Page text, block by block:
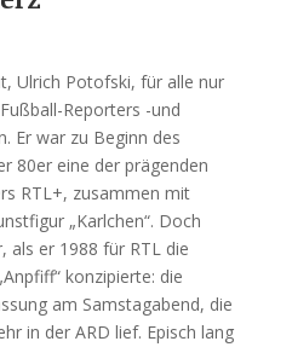
Ulrich Potofski, für alle nur
Reporters -und
Er war zu Beginn des
80er eine der prägenden
RTL+, zusammen mit
„Karlchen“. Doch
als er 1988 für RTL die
konzipierte: die
am Samstagabend, die
in der ARD lief. Episch lang